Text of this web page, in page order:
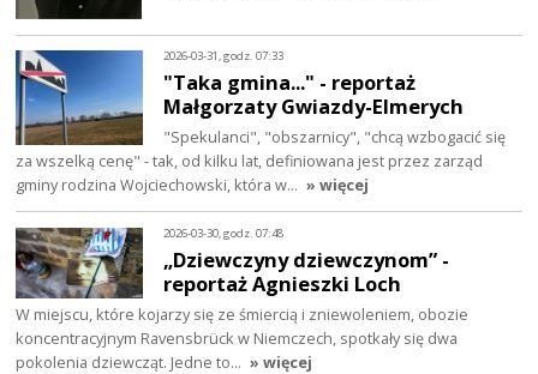
2026-03-31, godz. 07:33
"Taka gmina..." - reportaż
Małgorzaty Gwiazdy-Elmerych
"Spekulanci", "obszarnicy", "chcą wzbogacić się
za wszelką cenę" - tak, od kilku lat, definiowana jest przez zarząd
gminy rodzina Wojciechowski, która w… » więcej
2026-03-30, godz. 07:48
„Dziewczyny dziewczynom” -
reportaż Agnieszki Loch
W miejscu, które kojarzy się ze śmiercią i zniewoleniem, obozie
koncentracyjnym Ravensbrück w Niemczech, spotkały się dwa
pokolenia dziewcząt. Jedne to… » więcej